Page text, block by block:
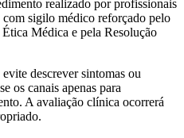
realizado por profissionais
sigilo médico reforçado pelo
Médica e pela Resolução
evite descrever sintomas ou
os canais apenas para
A avaliação clínica ocorrerá